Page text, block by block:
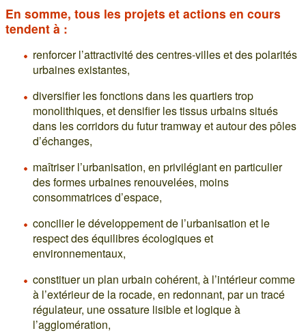
En somme, tous les projets et actions en cours
tendent à :
renforcer l’attractivité des centres-villes et des polarités
urbaines existantes,
diversifier les fonctions dans les quartiers trop
monolithiques, et densifier les tissus urbains situés
dans les corridors du futur tramway et autour des pôles
d’échanges,
maîtriser l’urbanisation, en privilégiant en particulier
des formes urbaines renouvelées, moins
consommatrices d’espace,
concilier le développement de l’urbanisation et le
respect des équilibres écologiques et
environnementaux,
constituer un plan urbain cohérent, à l’intérieur comme
à l’extérieur de la rocade, en redonnant, par un tracé
régulateur, une ossature lisible et logique à
l’agglomération,